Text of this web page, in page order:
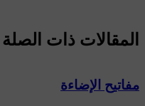
المقالات ذات الصلة
مفاتيح الإضاءة